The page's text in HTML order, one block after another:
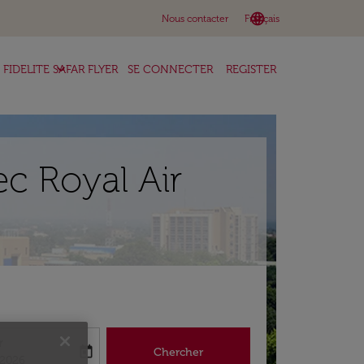
Nous contacter language
Français
keyboard_arrow_down
FIDELITE SAFAR FLYER
keyboard_arrow_down SE CONNECTER REGISTER
Royal Air
return-date-aria-label
today Chercher